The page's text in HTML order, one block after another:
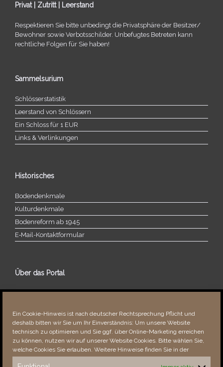
Ein Cookie-Hinweis ist nach deutscher Rechtsprechung Pflicht und
deshalb bitten wir Sie um Ihr Einverständnis: Um unsere Website
technisch zu optimieren und Sie ggf. über Online-Marketing erreichen
zu können, nutzen wir auf unserer Website Cookies. Bitte wählen Sie,
welche Cookies Sie erlauben. Weitere Hinweise finden Sie in der
Privat | Zutritt | Leerstand
Respektieren Sie bitte unbe­dingt die Privatsphäre der Besitzer/​
Bewohner sowie Verbotsschilder. Unbefugtes Betreten kann
recht­li­che Folgen für Sie haben!
Sammelsurium
Schlösserstatistik
Leerstand von Schlössern
Ein Schloss für 1 EUR
Links & Verlinkungen
Historisches
Bodendenkmale
Kulturdenkmale
Bodenreform ab 1945
E‑Mail-​​Kontaktformular
Über das Portal
Über dieses Portal
Fehler bemerkt?